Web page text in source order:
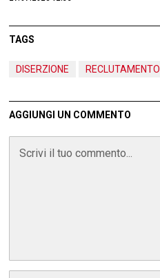
TAGS
DISERZIONE RECLUTAMENTO
AGGIUNGI UN COMMENTO